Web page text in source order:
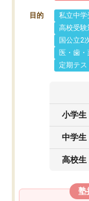
目的 私立中学
高校受験
国公立2
医・歯
定期テ
小学生
中学生
高校生
塾